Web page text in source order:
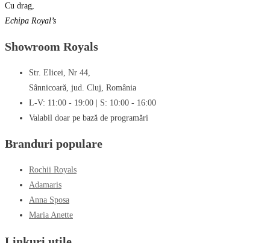
Cu drag,
Echipa Royal’s
Showroom Royals
Str. Elicei, Nr 44,
Sânnicoară, jud. Cluj, România
L-V: 11:00 - 19:00 | S: 10:00 - 16:00
Valabil doar pe bază de programări
Branduri populare
Rochii Royals
Adamaris
Anna Sposa
Maria Anette